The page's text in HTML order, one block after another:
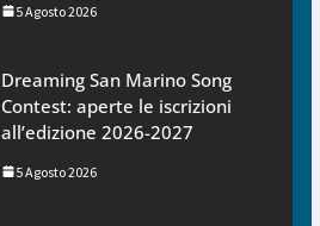
5 Agosto 2026
Dreaming San Marino Song
Contest: aperte le iscrizioni
all’edizione 2026-2027
5 Agosto 2026